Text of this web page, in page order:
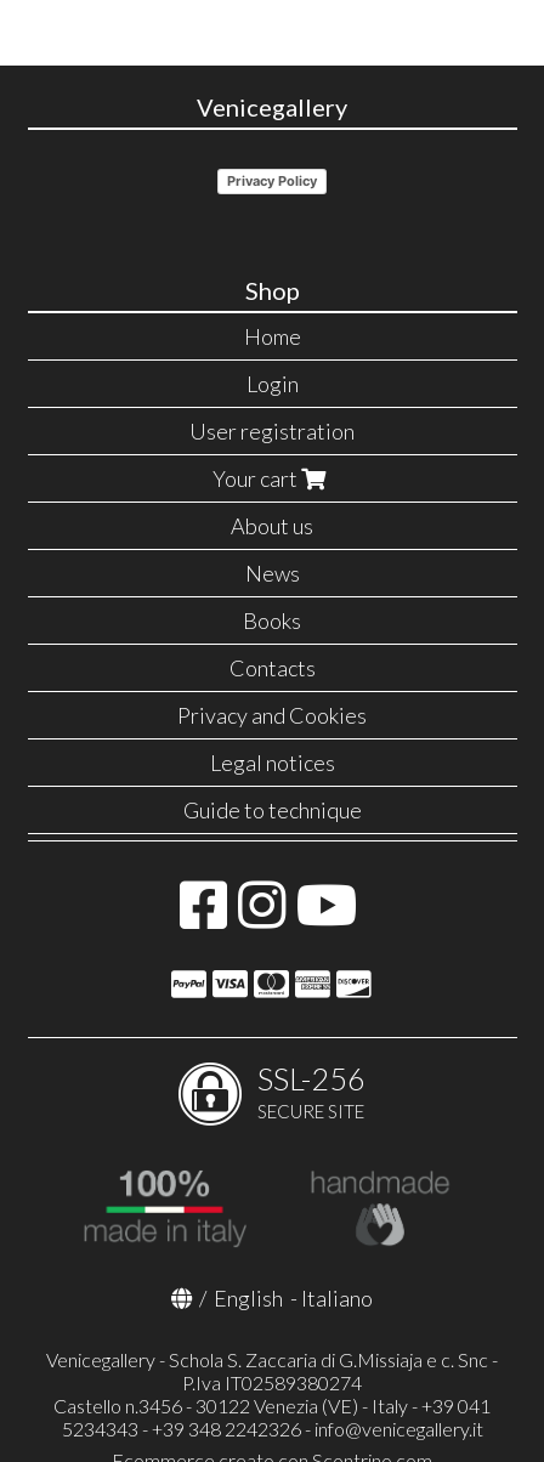
Venicegallery
Privacy Policy
Shop
Home
Login
User registration
Your cart
About us
News
Books
Contacts
Privacy and Cookies
Legal notices
Guide to technique
SSL-256
SECURE SITE
/ English - Italiano
Venicegallery - Schola S. Zaccaria di G.Missiaja e c. Snc -
P.Iva IT02589380274
Castello n.3456 - 30122 Venezia (VE) - Italy - +39 041
5234343 - +39 348 2242326 - info@venicegallery.it